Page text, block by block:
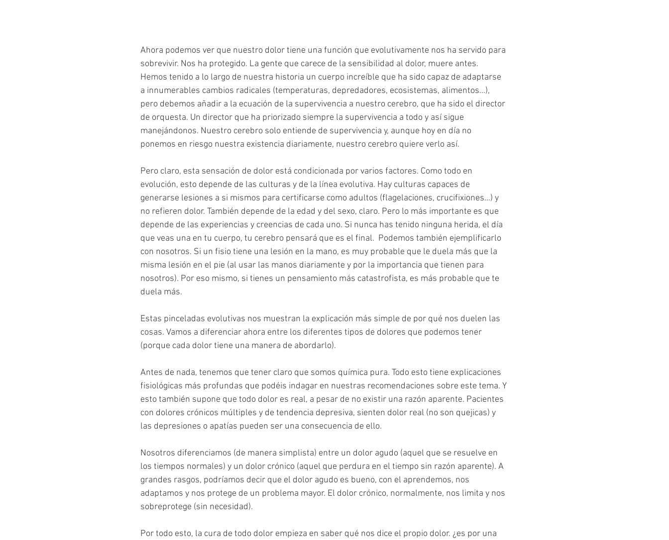
Ahora podemos ver que nuestro dolor tiene una función que evolutivamente nos ha servido para
sobrevivir. Nos ha protegido. La gente que carece de la sensibilidad al dolor, muere antes.
Hemos tenido a lo largo de nuestra historia un cuerpo increíble que ha sido capaz de adaptarse
a innumerables cambios radicales (temperaturas, depredadores, ecosistemas, alimentos…),
pero debemos añadir a la ecuación de la supervivencia a nuestro cerebro, que ha sido el director
de orquesta. Un director que ha priorizado siempre la supervivencia a todo y así sigue
manejándonos. Nuestro cerebro solo entiende de supervivencia y, aunque hoy en día no
ponemos en riesgo nuestra existencia diariamente, nuestro cerebro quiere verlo así.
Pero claro, esta sensación de dolor está condicionada por varios factores. Como todo en
evolución, esto depende de las culturas y de la línea evolutiva. Hay culturas capaces de
generarse lesiones a si mismos para certificarse como adultos (flagelaciones, crucifixiones…) y
no refieren dolor. También depende de la edad y del sexo, claro. Pero lo más importante es que
depende de las experiencias y creencias de cada uno. Si nunca has tenido ninguna herida, el día
que veas una en tu cuerpo, tu cerebro pensará que es el final.  Podemos también ejemplificarlo
con nosotros. Si un fisio tiene una lesión en la mano, es muy probable que le duela más que la
misma lesión en el pie (al usar las manos diariamente y por la importancia que tienen para
nosotros). Por eso mismo, si tienes un pensamiento más catastrofista, es más probable que te
duela más.
Estas pinceladas evolutivas nos muestran la explicación más simple de por qué nos duelen las
cosas. Vamos a diferenciar ahora entre los diferentes tipos de dolores que podemos tener
(porque cada dolor tiene una manera de abordarlo).
Antes de nada, tenemos que tener claro que somos química pura. Todo esto tiene explicaciones
fisiológicas más profundas que podéis indagar en nuestras recomendaciones sobre este tema. Y
esto también supone que todo dolor es real, a pesar de no existir una razón aparente. Pacientes
con dolores crónicos múltiples y de tendencia depresiva, sienten dolor real (no son quejicas) y
las depresiones o apatías pueden ser una consecuencia de ello.
Nosotros diferenciamos (de manera simplista) entre un dolor agudo (aquel que se resuelve en
los tiempos normales) y un dolor crónico (aquel que perdura en el tiempo sin razón aparente). A
grandes rasgos, podríamos decir que el dolor agudo es bueno, con el aprendemos, nos
adaptamos y nos protege de un problema mayor. El dolor crónico, normalmente, nos limita y nos
sobreprotege (sin necesidad).
Por todo esto, la cura de todo dolor empieza en saber qué nos dice el propio dolor. ¿es por una